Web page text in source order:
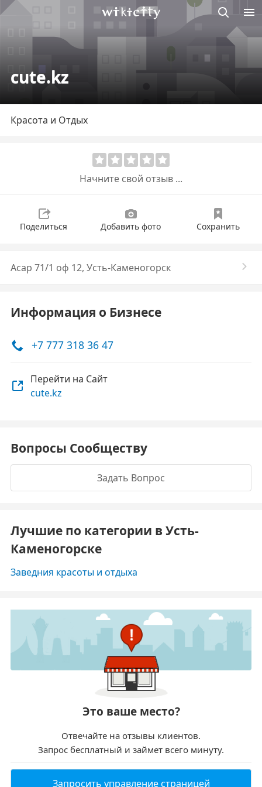
cute.kz
Красота и Отдых
Начните свой отзыв ...
Поделиться Добавить фото Сохранить
Асар 71/1 оф 12, Усть-Каменогорск
Информация о Бизнесе
+7 777 318 36 47
Перейти на Сайт
cute.kz
Вопросы Сообществу
Задать Вопрос
Лучшие по категории в Усть-
Каменогорске
Заведния красоты и отдыха
Это ваше место?
Отвечайте на отзывы клиентов.
Запрос бесплатный и займет всего минуту.
Запросить управление страницей